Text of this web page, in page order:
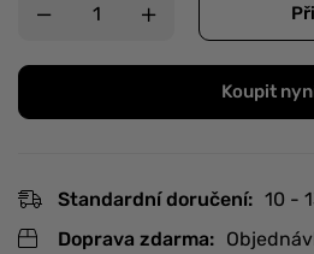
Koupit
Standardní doručení: 10 -
Doprava zdarma: